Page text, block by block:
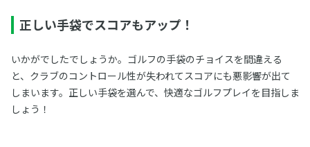
正しい手袋でスコアもアップ！
いかがでしたでしょうか。ゴルフの手袋のチョイスを間違える
と、クラブのコントロール性が失われてスコアにも悪影響が出て
しまいます。正しい手袋を選んで、快適なゴルフプレイを目指しま
しょう！